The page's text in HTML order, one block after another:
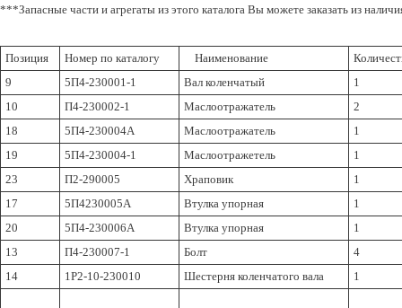
***Запасные части и агрегаты из этого каталога Вы можете заказать из
Позиция Номер по каталогу Наименование
9
5П4-230001-1 Вал коленчатый
1
10
П4-230002-1 Маслоотражатель
2
18
5П4-230004А Маслоотражатель
1
19
5П4-230004-1 Маслоотражетель
1
23
П2-290005 Храповик
1
17
5П4230005А Втулка упорная
1
20
5П4-230006А Втулка упорная
1
13
П4-230007-1 Болт
4
14
1Р2-10-230010 Шестерня коленчатого вала 1